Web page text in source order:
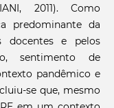
2011). Como
predominante da
docentes e pelos
sentimento de
pandêmico e
se que, mesmo